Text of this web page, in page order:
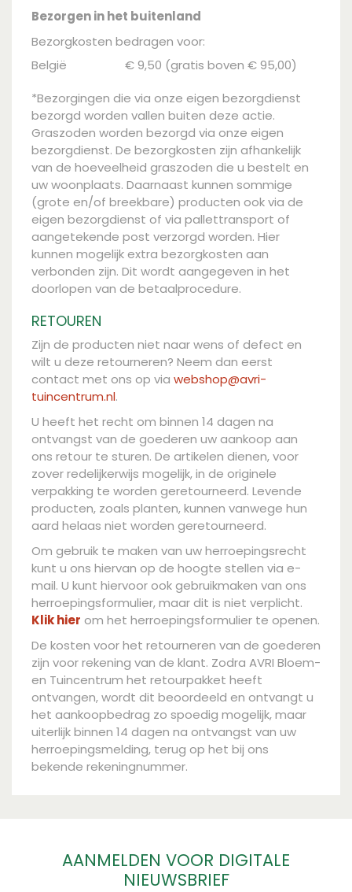
Bezorgen in het buitenland
Bezorgkosten bedragen voor:
België
€ 9,50 (gratis boven € 95,00)
*Bezorgingen die via onze eigen bezorgdienst
bezorgd worden vallen buiten deze actie.
Graszoden worden bezorgd via onze eigen
bezorgdienst. De bezorgkosten zijn afhankelijk
van de hoeveelheid graszoden die u bestelt en
uw woonplaats. Daarnaast kunnen sommige
(grote en/of breekbare) producten ook via de
eigen bezorgdienst of via pallettransport of
aangetekende post verzorgd worden. Hier
kunnen mogelijk extra bezorgkosten aan
verbonden zijn. Dit wordt aangegeven in het
doorlopen van de betaalprocedure.
RETOUREN
Zijn de producten niet naar wens of defect en
wilt u deze retourneren? Neem dan eerst
contact met ons op via webshop@avri-
tuincentrum.nl.
U heeft het recht om binnen 14 dagen na
ontvangst van de goederen uw aankoop aan
ons retour te sturen. De artikelen dienen, voor
zover redelijkerwijs mogelijk, in de originele
verpakking te worden geretourneerd. Levende
producten, zoals planten, kunnen vanwege hun
aard helaas niet worden geretourneerd.
Om gebruik te maken van uw herroepingsrecht
kunt u ons hiervan op de hoogte stellen via e-
mail. U kunt hiervoor ook gebruikmaken van ons
herroepingsformulier, maar dit is niet verplicht.
Klik hier om het herroepingsformulier te openen.
De kosten voor het retourneren van de goederen
zijn voor rekening van de klant. Zodra AVRI Bloem-
en Tuincentrum het retourpakket heeft
ontvangen, wordt dit beoordeeld en ontvangt u
het aankoopbedrag zo spoedig mogelijk, maar
uiterlijk binnen 14 dagen na ontvangst van uw
herroepingsmelding, terug op het bij ons
bekende rekeningnummer.
AANMELDEN VOOR DIGITALE
NIEUWSBRIEF